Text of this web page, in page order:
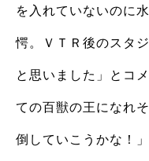
を入れていないのに
愕。ＶＴＲ後のスタ
と思いました」とコ
ての百獣の王になれ
倒していこうかな！